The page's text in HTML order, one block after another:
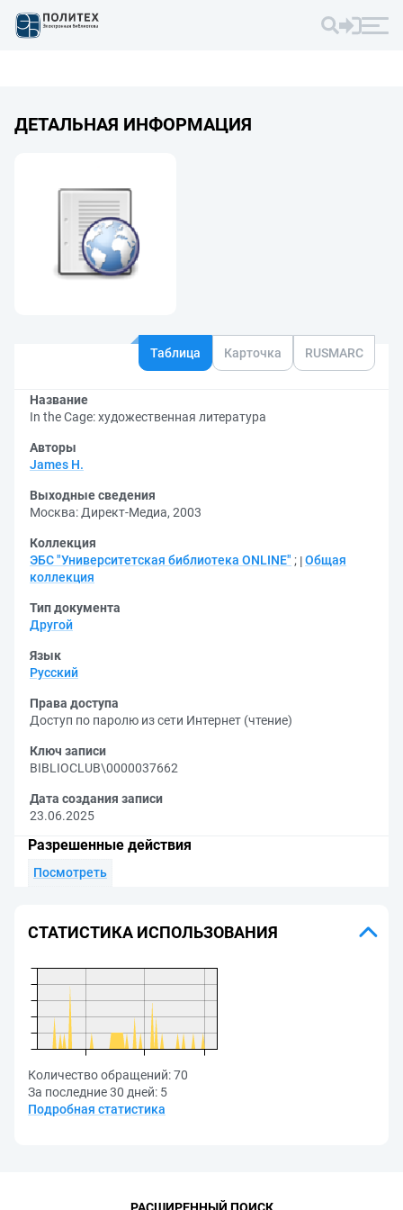
ДЕТАЛЬНАЯ ИНФОРМАЦИЯ
Таблица Карточка RUSMARC
Название
In the Cage: художественная литература
Авторы
James H.
Выходные сведения
Москва: Директ-Медиа, 2003
Коллекция
ЭБС "Университетская библиотека ONLINE" ; Общая
коллекция
Тип документа
Другой
Язык
Русский
Права доступа
Доступ по паролю из сети Интернет (чтение)
Ключ записи
BIBLIOCLUB\0000037662
Дата создания записи
23.06.2025
Разрешенные действия
Посмотреть
СТАТИСТИКА ИСПОЛЬЗОВАНИЯ
Количество обращений:70
За последние 30 дней: 5
Подробная статистика